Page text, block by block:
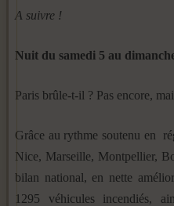
A suivre !
Nuit du samedi 5 au
Paris brûle-t-il ? Pas encore,
Grâce au rythme soutenu en
Nice, Marseille, Montpellier,
bilan national, en nette
1295 véhicules incendiés,